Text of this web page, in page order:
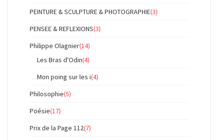
PEINTURE & SCULPTURE & PHOTOGRAPHIE(3)
PENSEE & REFLEXIONS(3)
Philippe Olagnier(14)
Les Bras d'Odin(4)
Mon poing sur les i(4)
Philosophie(5)
Poésie(17)
Prix de la Page 112(7)